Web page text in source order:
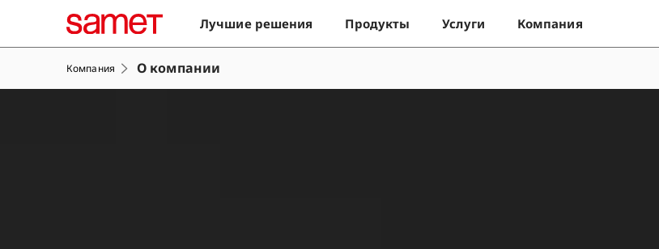
Лучшие решения Продукты Услуги Компания
Компания О компании